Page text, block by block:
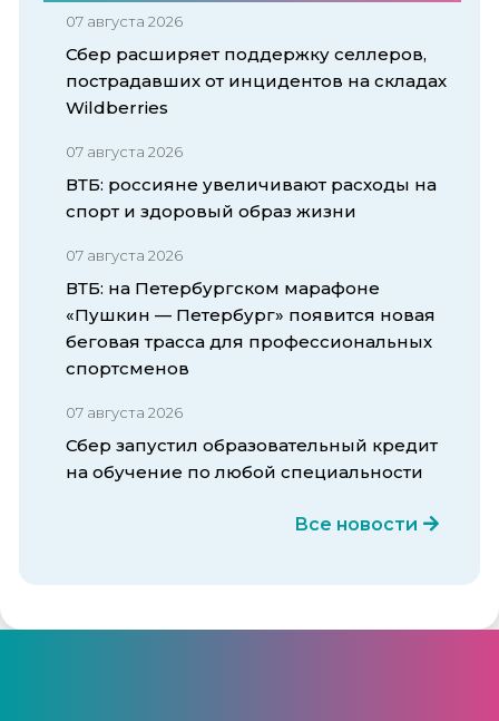
07 августа 2026
Сбер расширяет поддержку селлеров,
пострадавших от инцидентов на складах
Wildberries
07 августа 2026
ВТБ: россияне увеличивают расходы на
спорт и здоровый образ жизни
07 августа 2026
ВТБ: на Петербургском марафоне
«Пушкин — Петербург» появится новая
беговая трасса для профессиональных
спортсменов
07 августа 2026
Сбер запустил образовательный кредит
на обучение по любой специальности
Все новости